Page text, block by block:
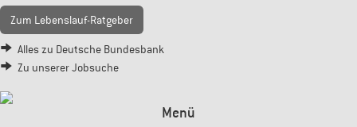
Zum Lebenslauf-Ratgeber
Alles zu Deutsche Bundesbank
Zu unserer Jobsuche
Menü